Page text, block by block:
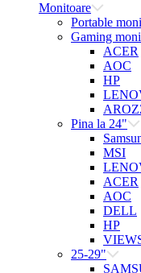
Monitoare
Portable
Gaming
ACER
AOC
HP
Pina la 24"
MSI
ACER
AOC
DELL
HP
25-29"